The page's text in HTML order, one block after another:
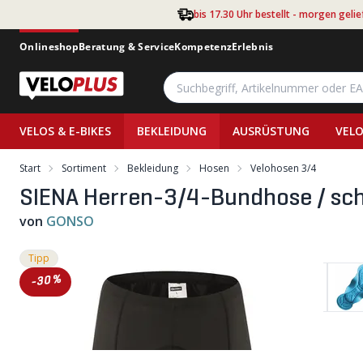
bis 17.30 Uhr bestellt - morgen
OnlineshopBeratung & ServiceKompetenzErlebnis
VELOS & E-BIKES BEKLEIDUNG AUSRÜSTUNG
Start Sortiment Bekleidung Hosen Velohosen 3/4
SIENA Herren-3/4-Bundhose /
von GONSO
Tipp
-30%